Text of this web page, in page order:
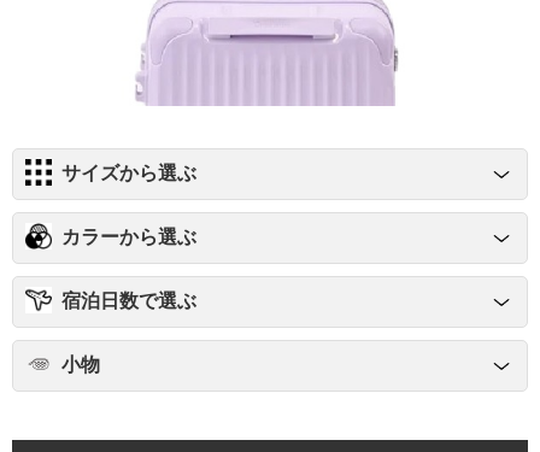
サイズから選ぶ
カラーから選ぶ
宿泊日数で選ぶ
小物